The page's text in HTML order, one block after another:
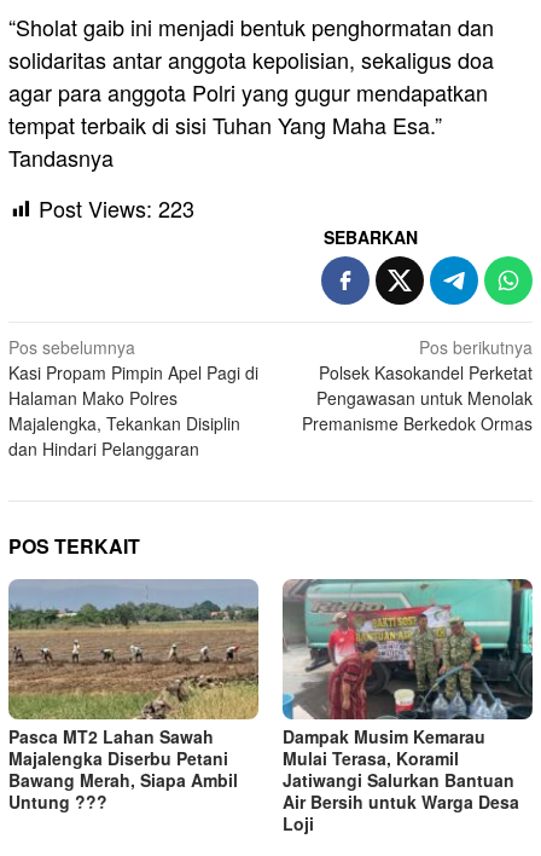
“Sholat gaib ini menjadi bentuk penghormatan dan
solidaritas antar anggota kepolisian, sekaligus doa
agar para anggota Polri yang gugur mendapatkan
tempat terbaik di sisi Tuhan Yang Maha Esa.”
Tandasnya
Post Views: 223
SEBARKAN
Navigasi
pos
Pos sebelumnya
Kasi Propam Pimpin Apel Pagi di
Halaman Mako Polres
Majalengka, Tekankan Disiplin
dan Hindari Pelanggaran
Pos berikutnya
Polsek Kasokandel Perketat
Pengawasan untuk Menolak
Premanisme Berkedok Ormas
POS TERKAIT
Pasca MT2 Lahan Sawah
Majalengka Diserbu Petani
Bawang Merah, Siapa Ambil
Untung ???
Dampak Musim Kemarau
Mulai Terasa, Koramil
Jatiwangi Salurkan Bantuan
Air Bersih untuk Warga Desa
Loji